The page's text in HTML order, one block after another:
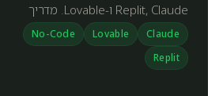
Replit, Claude ו-Lovable. מדריך
שלב אחר שלב כולל השוואת כלים,
רעיונות ליישום, פרויקט מעשי, וטיפים
להתחלה חלקה. מתאים למתחילים,
Claude
Lovable
No-Code
Replit